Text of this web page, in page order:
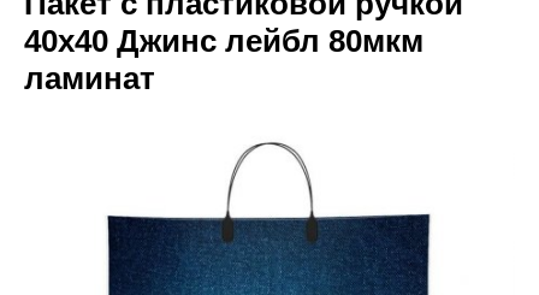
40x40 Джинс лейбл 80мкм
ламинат